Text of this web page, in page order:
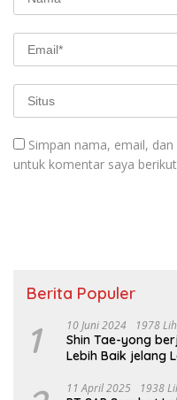
Simpan nama, email,
untuk komentar saya
Berita Populer
1 10 Juni 2024 1978
Shin Tae-yong
Lebih Baik jelang
11 April 2025 1938